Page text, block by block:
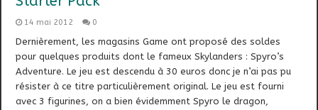
14 mai 2012 0
Dernièrement, les magasins Game ont proposé des soldes
pour quelques produits dont le fameux Skylanders : Spyro’s
Adventure. Le jeu est descendu à 30 euros donc je n’ai pas pu
résister à ce titre particulièrement original. Le jeu est fourni
avec 3 figurines, on a bien évidemment Spyro le dragon,